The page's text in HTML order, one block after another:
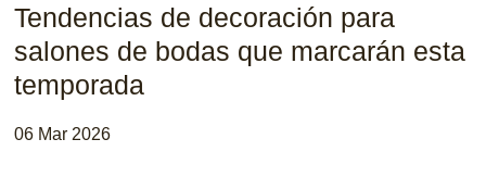
Tendencias de decoración para
salones de bodas que marcarán esta
temporada
06 Mar 2026